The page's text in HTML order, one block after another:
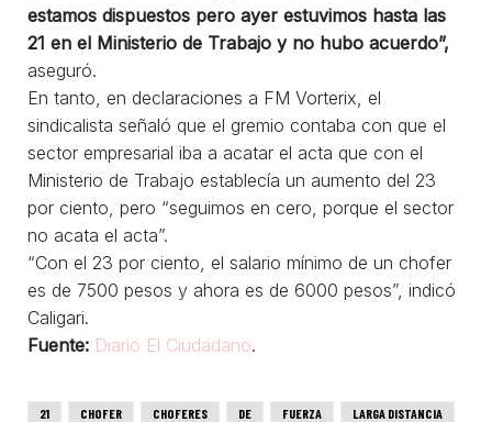
estamos dispuestos pero ayer estuvimos hasta las
21 en el Ministerio de Trabajo y no hubo acuerdo”,
aseguró.
En tanto, en declaraciones a FM Vorterix, el
sindicalista señaló que el gremio contaba con que el
sector empresarial iba a acatar el acta que con el
Ministerio de Trabajo establecía un aumento del 23
por ciento, pero “seguimos en cero, porque el sector
no acata el acta”.
“Con el 23 por ciento, el salario mínimo de un chofer
es de 7500 pesos y ahora es de 6000 pesos”, indicó
Caligari.
Fuente: Diario El Ciudadano.
21 CHOFER CHOFERES DE FUERZA
LARGA DISTANCIA